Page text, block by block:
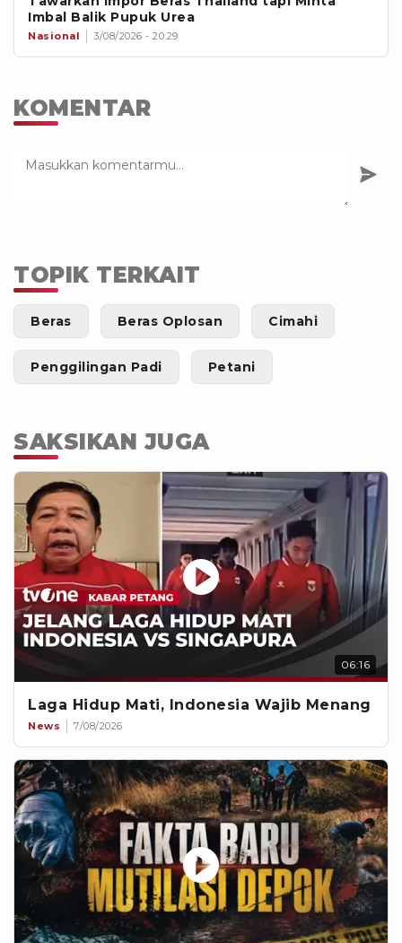
Imbal Balik Pupuk Urea
Nasional 3/08/2026 - 20:29
KOMENTAR
TOPIK TERKAIT
Beras Beras Oplosan Cimahi
Penggilingan Padi Petani
SAKSIKAN JUGA
06:16
Laga Hidup Mati, Indonesia Wajib Menang
News 7/08/2026